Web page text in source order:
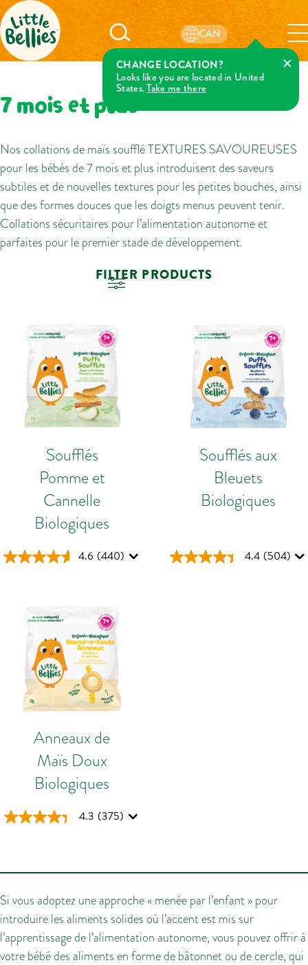
CAN
CHANGE LOCATION?
Looks like you are located in United
States.Take me there
7 mois et plus
Nos collations de maïs soufflé TEXTURES SAVOUREUSES
pour les bébés de 7 mois et plus introduisent des saveurs
subtiles et de nouvelles textures pour les petites bouches, ainsi
que des formes douces que les doigts menus peuvent tenir.
Collations sécuritaires pour l’alimentation autonome et
parfaites pour le premier stade de développement.
FILTER PRODUCTS
Soufflés
Pomme et
Cannelle
Biologiques
4.6 (440)
Soufflés aux
Bleuets
Biologiques
4.4 (504)
Anneaux de
Maïs Doux
Biologiques
4.3 (375)
Si vous adoptez une approche « menée par l’enfant » pour
introduire les aliments solides où l’accent est mis sur
l’apprentissage de l’alimentation autonome, vous pouvez offrir à
votre bébé des aliments en forme de bâtonnet ou de cercle, qui